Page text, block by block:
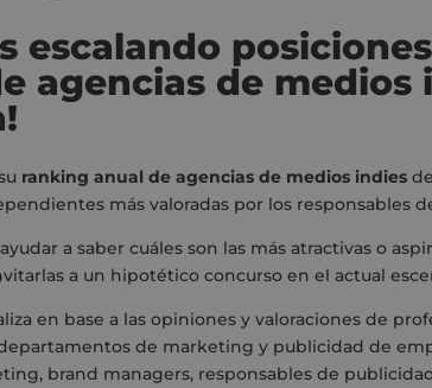
escalando
agencias de medios
!
ranking anual de agencias de medios indies
más valoradas por los responsables
a saber cuáles son las más atractivas o
a un hipotético concurso en el actual
en base a las opiniones y valoraciones de
de marketing y publicidad de
brand managers, responsables de